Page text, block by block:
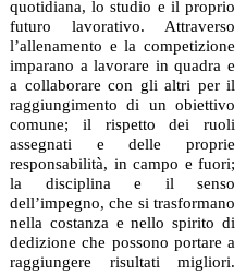
quotidiana, lo studio e il proprio
futuro lavorativo. Attraverso
l’allenamento e la competizione
imparano a lavorare in quadra e
a collaborare con gli altri per il
raggiungimento di un obiettivo
comune; il rispetto dei ruoli
assegnati e delle proprie
responsabilità, in campo e fuori;
la disciplina e il senso
dell’impegno, che si trasformano
nella costanza e nello spirito di
dedizione che possono portare a
raggiungere risultati migliori.